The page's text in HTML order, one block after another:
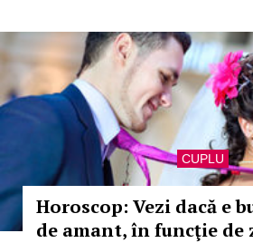
CUPLU
Horoscop: Vezi dacă e
de amant, în funcţie de